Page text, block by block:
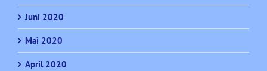
Juni 2020
Mai 2020
April 2020